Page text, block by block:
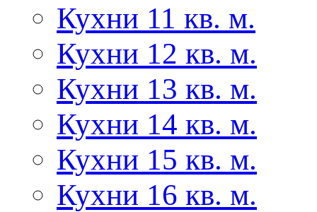
Кухни 11 кв. м.
Кухни 12 кв. м.
Кухни 13 кв. м.
Кухни 14 кв. м.
Кухни 15 кв. м.
Кухни 16 кв. м.